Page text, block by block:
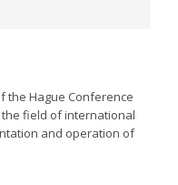
the Hague Conference
field of international
and operation of